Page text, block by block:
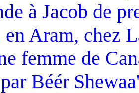
à Jacob de
Aram, chez
femme de
Béér